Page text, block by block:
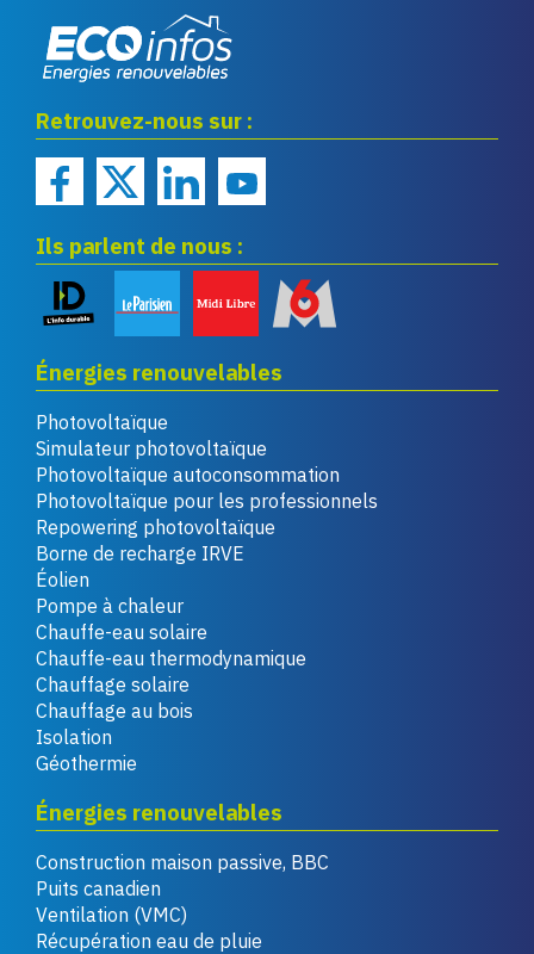
renouvelables
Retrouvez-nous sur :
Ils parlent de nous :
Énergies renouvelables
Photovoltaïque
Simulateur photovoltaïque
Photovoltaïque autoconsommation
Photovoltaïque pour les professionnels
Repowering photovoltaïque
Borne de recharge IRVE
Éolien
Pompe à chaleur
Chauffe-eau solaire
Chauffe-eau thermodynamique
Chauffage solaire
Chauffage au bois
Isolation
Géothermie
Énergies renouvelables
Construction maison passive, BBC
Puits canadien
Ventilation (VMC)
Récupération eau de pluie